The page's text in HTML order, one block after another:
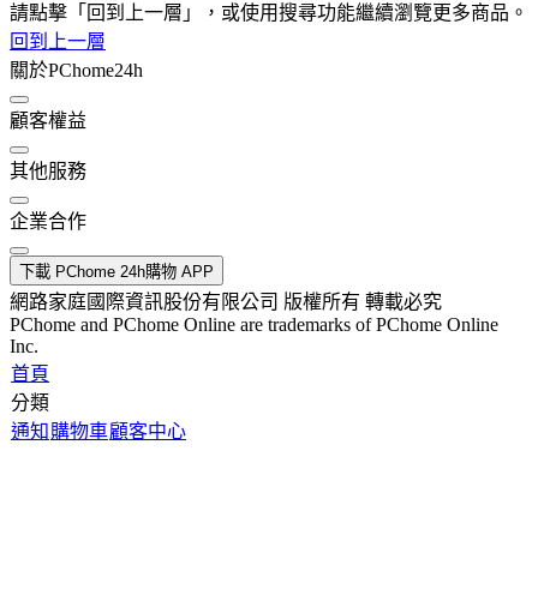
請點擊「回到上一層」，或使用搜尋功能繼續瀏覽更多商品。
回到上一層
關於PChome24h
顧客權益
其他服務
企業合作
下載 PChome 24h購物 APP
網路家庭國際資訊股份有限公司 版權所有 轉載必究
PChome and PChome Online are trademarks of PChome Online
Inc.
首頁
分類
通知 購物車顧客中心